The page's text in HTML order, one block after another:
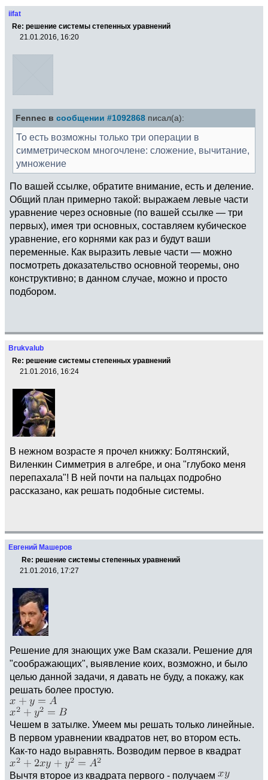
iifat
Re: решение системы степенных уравнений
21.01.2016, 16:20
Fennec в сообщении #1092868 писал(а):
То есть возможны только три операции в
симметрическом многочлене: сложение, вычитание,
умножение
По вашей ссылке, обратите внимание, есть и деление.
Общий план примерно такой: выражаем левые части
уравнение через основные (по вашей ссылке — три
первых), имея три основных, составляем кубическое
уравнение, его корнями как раз и будут ваши
переменные. Как выразить левые части — можно
посмотреть доказательство основной теоремы, оно
конструктивно; в данном случае, можно и просто
подбором.
Brukvalub
Re: решение системы степенных уравнений
21.01.2016, 16:24
В нежном возрасте я прочел книжку: Болтянский,
Виленкин Симметрия в алгебре, и она "глубоко меня
перепахала"! В ней почти на пальцах подробно
рассказано, как решать подобные системы.
Евгений Машеров
Re: решение системы степенных уравнений
21.01.2016, 17:27
Решение для знающих уже Вам сказали. Решение для
"соображающих", выявление коих, возможно, и было
целью данной задачи, я давать не буду, а покажу, как
решать более простую.
Чешем в затылке. Умеем мы решать только линейные.
В первом уравнении квадратов нет, во втором есть.
Как-то надо выравнять. Возводим первое в квадрат
Вычтя второе из квадрата первого - получаем